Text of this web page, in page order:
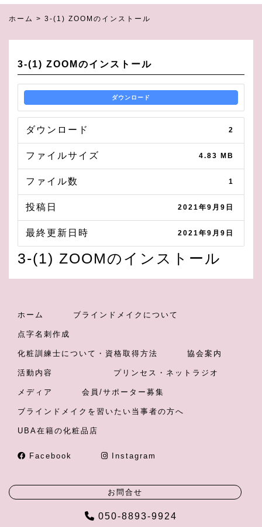
ホーム > 3-(1) ZOOMのインストール
3-(1) ZOOMのインストール
ダウンロード
ダウンロード 2
ファイルサイズ 4.83 MB
ファイル数 1
投稿日 2021年9月9日
最終更新日時 2021年9月9日
3-(1) ZOOMのインストール
ホーム ブラインドメイクについて
点字名刺作成
化粧訓練士について・資格取得方法 協会案内
活動内容 プリンセス・ネットラジオ
メディア 会員/サポーター募集
ブラインドメイクを習いたい当事者の方へ
UBA在籍の化粧品店
Facebook Instagram
お問合せ
050-8893-9924